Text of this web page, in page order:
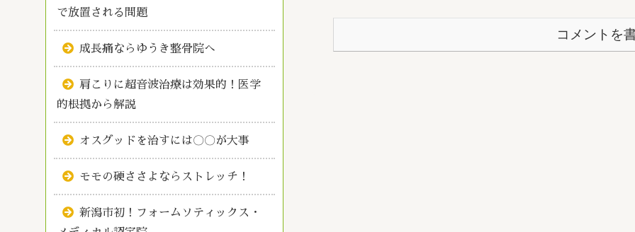
コメントを
で放置される問題
成長痛ならゆうき整骨院へ
肩こりに超音波治療は効果的！医学
的根拠から解説
オスグッドを治すには〇〇が大事
モモの硬ささよならストレッチ！
新潟市初！フォームソティックス・